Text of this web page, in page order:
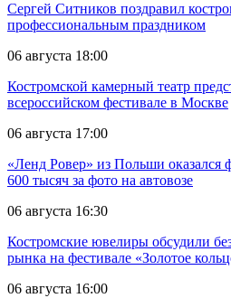
Сергей Ситников поздравил
профессиональным праздником
06 августа 18:00
Костромской камерный театр
всероссийском фестивале в Москве
06 августа 17:00
«Ленд Ровер» из Польши оказался
600 тысяч за фото на автовозе
06 августа 16:30
Костромские ювелиры обсудили
рынка на фестивале «Золотое
06 августа 16:00